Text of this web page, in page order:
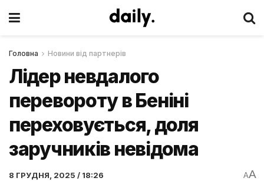
Головна Новини від партнерів
Лідер невдалого
перевороту в Беніні
переховується, доля
заручників невідома
8 ГРУДНЯ, 2025 / 18:26 AA